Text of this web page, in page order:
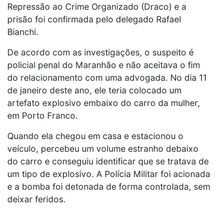
Repressão ao Crime Organizado (Draco) e a
prisão foi confirmada pelo delegado Rafael
Bianchi.
De acordo com as investigações, o suspeito é
policial penal do Maranhão e não aceitava o fim
do relacionamento com uma advogada. No dia 11
de janeiro deste ano, ele teria colocado um
artefato explosivo embaixo do carro da mulher,
em Porto Franco.
Quando ela chegou em casa e estacionou o
veículo, percebeu um volume estranho debaixo
do carro e conseguiu identificar que se tratava de
um tipo de explosivo. A Polícia Militar foi acionada
e a bomba foi detonada de forma controlada, sem
deixar feridos.